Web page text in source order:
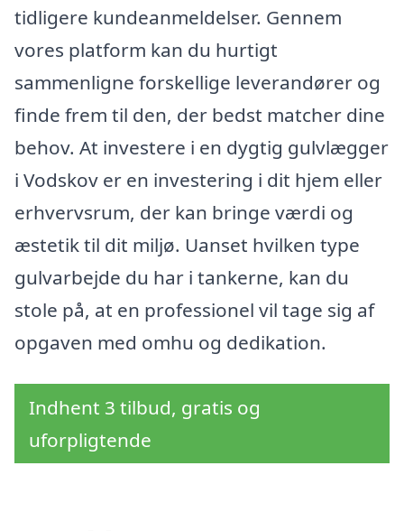
tidligere kundeanmeldelser. Gennem
vores platform kan du hurtigt
sammenligne forskellige leverandører og
finde frem til den, der bedst matcher dine
behov. At investere i en dygtig gulvlægger
i Vodskov er en investering i dit hjem eller
erhvervsrum, der kan bringe værdi og
æstetik til dit miljø. Uanset hvilken type
gulvarbejde du har i tankerne, kan du
stole på, at en professionel vil tage sig af
opgaven med omhu og dedikation.
Indhent 3 tilbud, gratis og
uforpligtende